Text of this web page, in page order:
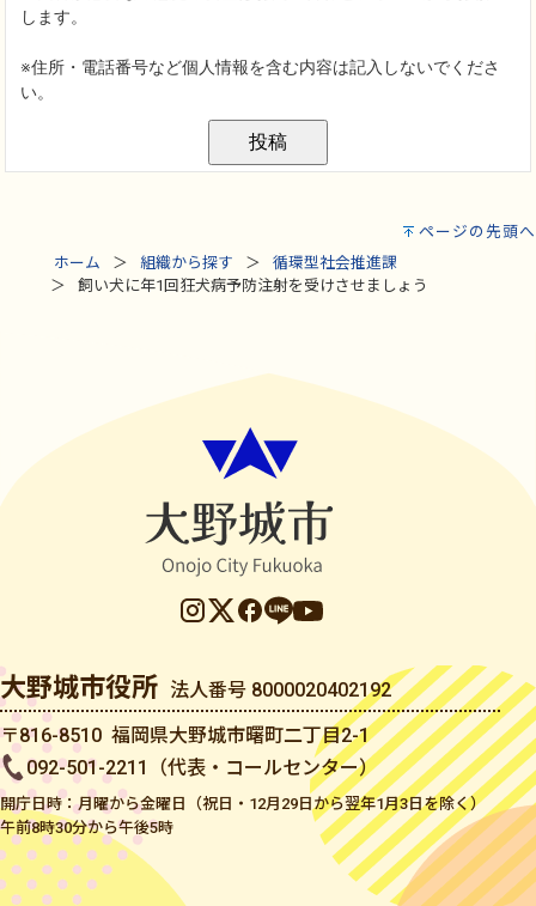
ページの先頭へ
ホーム
組織から探す
循環型社会推進課
飼い犬に年1回狂犬病予防注射を受けさせましょう
大野城市役所 法人番号 8000020402192
〒816-8510 福岡県大野城市曙町二丁目2-1
092-501-2211（代表・コールセンター）
開庁日時：月曜から金曜日（祝日・12月29日から翌年1月3日を除く）
午前8時30分から午後5時